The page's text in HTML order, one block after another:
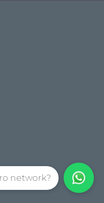
network?